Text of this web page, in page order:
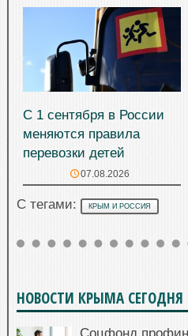
С 1 сентября в России
меняются правила
перевозки детей
07.08.2026
С тегами: КРЫМ И РОССИЯ
НОВОСТИ КРЫМА СЕГОДНЯ